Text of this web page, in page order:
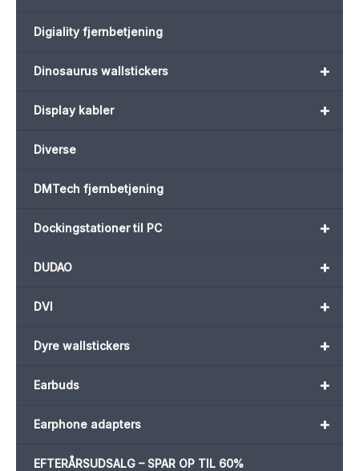
Digiality fjernbetjening
+
Dinosaurus wallstickers
+
Display kabler
Diverse
DMTech fjernbetjening
+
Dockingstationer til PC
+
DUDAO
+
DVI
+
Dyre wallstickers
+
Earbuds
+
Earphone adapters
EFTERÅRSUDSALG – SPAR OP TIL 60%